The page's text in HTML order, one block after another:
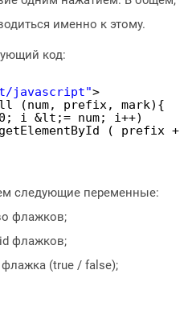
именно к этому.
код:
javascript">
(num, prefix, mark){
i &lt;= num; i++)
( prefix
следующие переменные:
флажков;
флажков;
(true / false);